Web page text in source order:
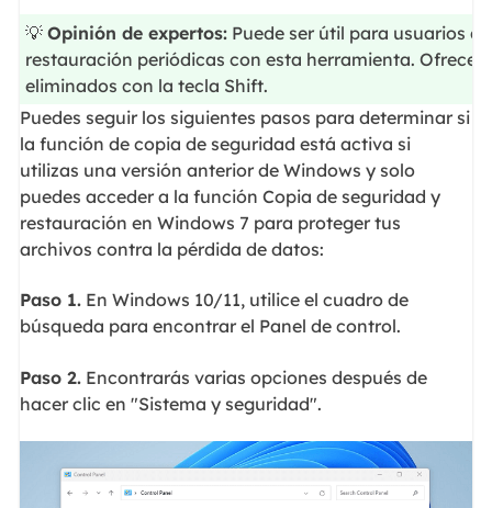
💡Opinión de expertos: Puede ser útil para usuarios
restauración periódicas con esta herramienta. Ofrece
eliminados con la tecla Shift.
Puedes seguir los siguientes pasos para determinar si
la función de copia de seguridad está activa si
utilizas una versión anterior de Windows y solo
puedes acceder a la función Copia de seguridad y
restauración en Windows 7 para proteger tus
archivos contra la pérdida de datos:
Paso 1.En Windows 10/11, utilice el cuadro de
búsqueda para encontrar el Panel de control.
Paso 2.Encontrarás varias opciones después de
hacer clic en "Sistema y seguridad".